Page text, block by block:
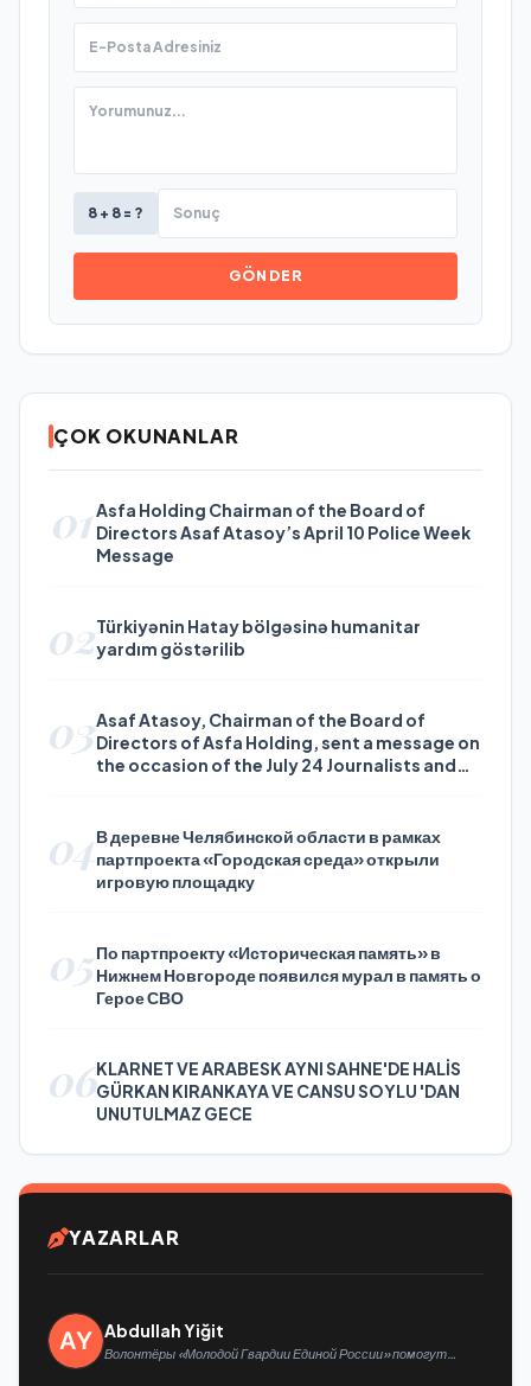
8 + 8 = ?
GÖNDER
ÇOK OKUNANLAR
01 Asfa Holding Chairman of the Board of
Directors Asaf Atasoy’s April 10 Police Week
Message
02Türkiyənin Hatay bölgəsinə humanitar
yardım göstərilib
03Asaf Atasoy, Chairman of the Board of
Directors of Asfa Holding, sent a message on
the occasion of the July 24 Journalists and
04В деревне Челябинской области в рамках
партпроекта «Городская среда» открыли
игровую площадку
05По партпроекту «Историческая память» в
Нижнем Новгороде появился мурал в память о
Герое СВО
06KLARNET VE ARABESK AYNI SAHNE'DE HALİS
GÜRKAN KIRANKAYA VE CANSU SOYLU 'DAN
UNUTULMAZ GECE
YAZARLAR
Abdullah Yiğit
Волонтёры «Молодой Гвардии Единой России» помогут